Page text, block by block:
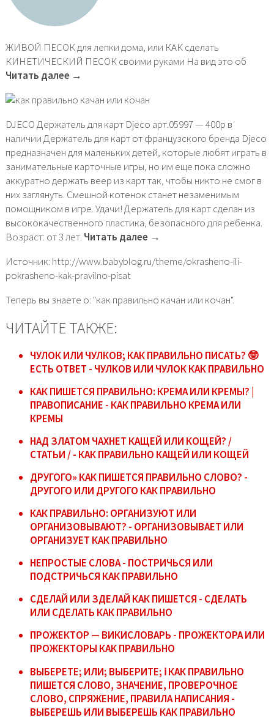
ЖИВОЙ ПЕСОК для лепки дома, или КАК сделать
КИНЕТИЧЕСКИЙ ПЕСОК своими руками На вид это об
Читать далее →
DJECO Держатель для карт Djeco арт.05997 — 400р в
наличии Держатель для карт от французского бренда Djeco
предназначен для маленьких детей, которые любят играть в
занимательные карточные игры, но им еще пока сложно
аккуратно держать веер из карт так, чтобы никто не смог в
них заглянуть. Смешной котенок станет незаменимым
помощником в игре. Удачи! Держатель для карт сделан из
высококачественного пластика, безопасного для ребенка.
Возраст: от 3 лет. Читать далее →
Источник: http://www.babyblog.ru/theme/okrasheno-ili-
pokrasheno-kak-pravilno-pisat
Теперь вы знаете о: "как правильно качан или кочан".
ЧИТАЙТЕ ТАКЖЕ:
ЧУЛОК ИЛИ ЧУЛКОВ; КАК ПРАВИЛЬНО ПИСАТЬ? 🤓
ЕСТЬ ОТВЕТ - ЧУЛКОВ ИЛИ ЧУЛОК КАК ПРАВИЛЬНО
КАК ПИШЕТСЯ ПРАВИЛЬНО: КРЕМА ИЛИ КРЕМЫ? |
ПРАВОПИСАНИЕ - КАК ПРАВИЛЬНО КРЕМА ИЛИ
КРЕМЫ
НАД ЗЛАТОМ ЧАХНЕТ КАЩЕЙ ИЛИ КОЩЕЙ? /
СТАТЬИ / - КАК ПРАВИЛЬНО КАЩЕЙ ИЛИ КОЩЕЙ
ДРУГОГО» КАК ПИШЕТСЯ ПРАВИЛЬНО СЛОВО? -
ДРУГОГО ИЛИ ДРУГОГО КАК ПРАВИЛЬНО
КАК ПРАВИЛЬНО: ОРГАНИЗУЮТ ИЛИ
ОРГАНИЗОВЫВАЮТ? - ОРГАНИЗОВЫВАЕТ ИЛИ
ОРГАНИЗУЕТ КАК ПРАВИЛЬНО
НЕПРОСТЫЕ СЛОВА - ПОСТРИЧЬСЯ ИЛИ
ПОДСТРИЧЬСЯ КАК ПРАВИЛЬНО
СДЕЛАЙ ИЛИ ЗДЕЛАЙ КАК ПИШЕТСЯ - СДЕЛАТЬ
ИЛИ СДЕЛАТЬ КАК ПРАВИЛЬНО
ПРОЖЕКТОР — ВИКИСЛОВАРЬ - ПРОЖЕКТОРА ИЛИ
ПРОЖЕКТОРЫ КАК ПРАВИЛЬНО
ВЫБЕРЕТЕ; ИЛИ; ВЫБЕРИТЕ; ℹ️ КАК ПРАВИЛЬНО
ПИШЕТСЯ СЛОВО, ЗНАЧЕНИЕ, ПРОВЕРОЧНОЕ
СЛОВО, СПРЯЖЕНИЕ, ПРАВИЛА НАПИСАНИЯ -
ВЫБЕРЕШЬ ИЛИ ВЫБЕРЕШЬ КАК ПРАВИЛЬНО